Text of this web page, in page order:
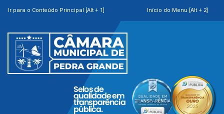
Ir para o Conteúdo Principal [Alt + 1] Início do Menu [Alt + 2]